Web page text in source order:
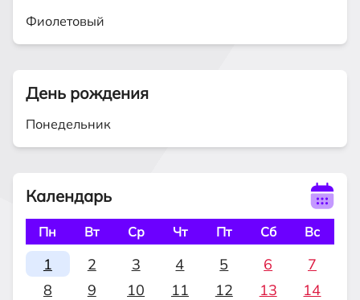
Фиолетовый
День рождения
Понедельник
Календарь
Пн Вт Ср Чт Пт Сб Вс
1 2 3 4 5 6
7
8
9 10 11 12 13
14